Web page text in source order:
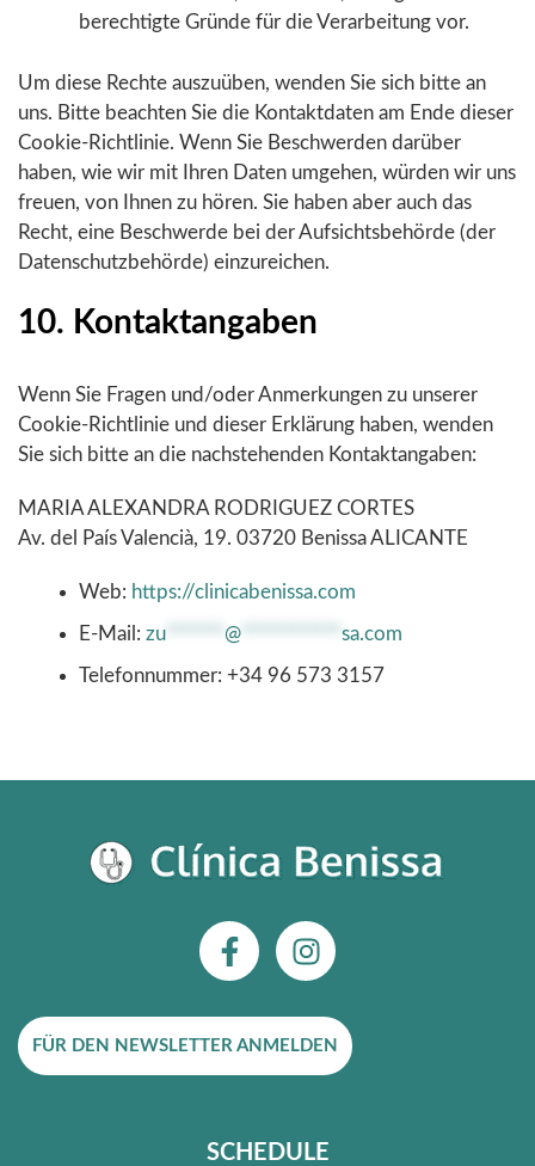
berechtigte Gründe für die Verarbeitung vor.
Um diese Rechte auszuüben, wenden Sie sich bitte an
uns. Bitte beachten Sie die Kontaktdaten am Ende dieser
Cookie-Richtlinie. Wenn Sie Beschwerden darüber
haben, wie wir mit Ihren Daten umgehen, würden wir uns
freuen, von Ihnen zu hören. Sie haben aber auch das
Recht, eine Beschwerde bei der Aufsichtsbehörde (der
Datenschutzbehörde) einzureichen.
10. Kontaktangaben
Wenn Sie Fragen und/oder Anmerkungen zu unserer
Cookie-Richtlinie und dieser Erklärung haben, wenden
Sie sich bitte an die nachstehenden Kontaktangaben:
MARIA ALEXANDRA RODRIGUEZ CORTES
Av. del País Valencià, 19. 03720 Benissa ALICANTE
Web: https://clinicabenissa.com
E-Mail: zu @ sa.com
Telefonnummer: +34 96 573 3157
F
a
e
b
o
k
I
n
t
a
g
a
FÜR DEN NEWSLETTER ANMELDEN
SCHEDULE